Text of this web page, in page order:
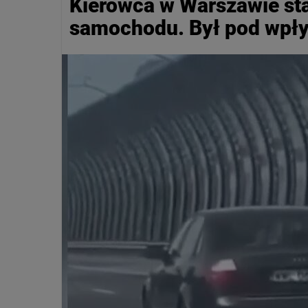
Kierowca w Warszawie
samochodu. Był pod